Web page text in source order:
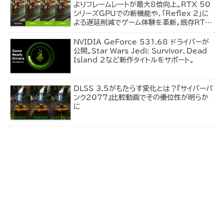
よりフレームレートが最大8倍向上。RTX 50
シリーズGPUでの新機能や、「Reflex 2」に
よる遅延削減でゲーム体験を革新。既存RTX
NVIDIA GeForce 531.68 ドライバーが
公開。Star Wars Jedi: Survivor、Dead
Island 2など新作タイトルをサポート。
DLSS 3.5がもたらす変化とは？『サイバーパ
ンク2077』比較動画でその優位性が明らか
に